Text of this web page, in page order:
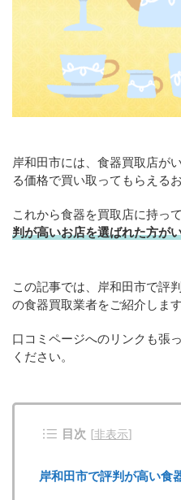
岸和田市には、食器買取店が
る価格で買い取ってもらえる
これから食器を買取店に持っ
判が高いお店を選ばれた方が
この記事では、岸和田市で評
の食器買取業者をご紹介します
口コミページへのリンクも張
ください。
目次 [非表示]
岸和田市で評判が高い食